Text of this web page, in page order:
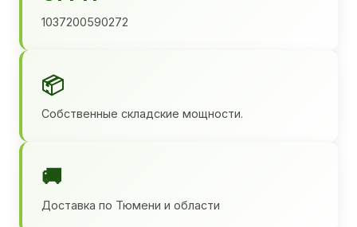
1037200590272
📦
Собственные складские мощности.
🚚
Доставка по Тюмени и области